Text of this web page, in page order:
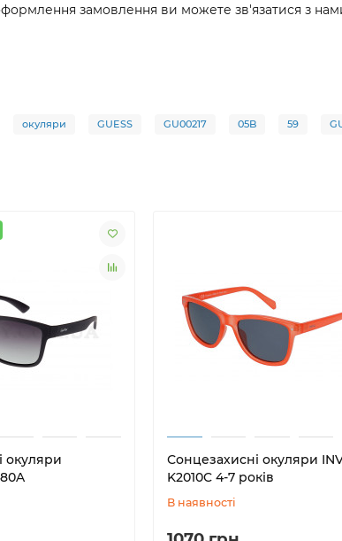
замовлення ви можете зв'язатися з
окуляри GUESS GU00217 05B 59
окуляри
Сонцезахисні окуляри
K2010C 4-7 років
В наявності